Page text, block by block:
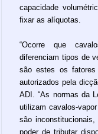
capacidade
fixar as alíquotas.
“Ocorre que
diferenciam tipos de
são estes os fatores
autorizados pela
ADI. “As normas da
utilizam cavalos-
são
poder de tributar